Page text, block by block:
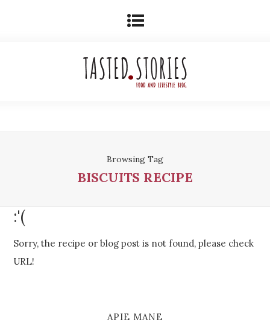
Browsing Tag
BISCUITS RECIPE
:'(
Sorry, the recipe or blog post is not found, please check
URL!
APIE MANE